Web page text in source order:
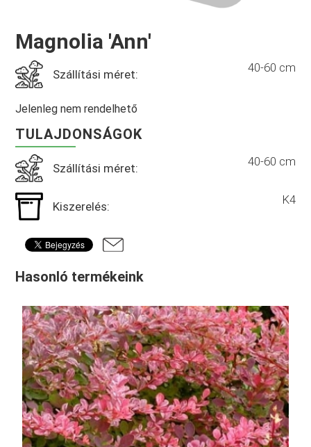
Magnolia 'Ann'
Szállítási méret: 40-60 cm
Jelenleg nem rendelhető
TULAJDONSÁGOK
Szállítási méret: 40-60 cm
Kiszerelés: K4
Hasonló termékeink